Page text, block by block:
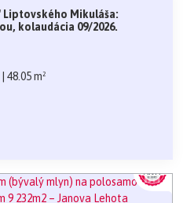
Liptovského Mikuláša:
kolaudácia 09/2026.
| 48.05 m²